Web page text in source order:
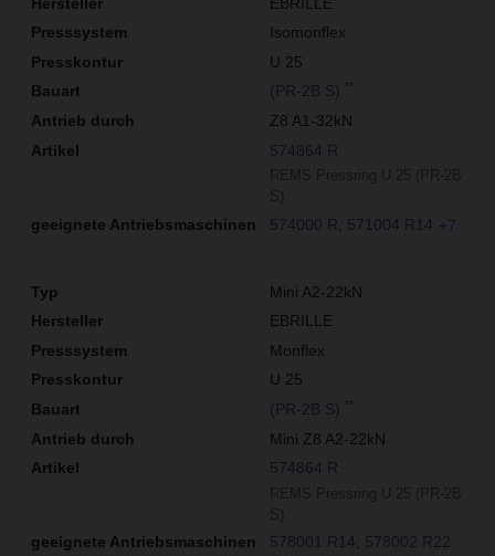
Isomonflex
U 25
(PR-2B S)
Z8 A1-32kN
574864 R
574000 R 571004 R14 +7
Mini A2-22kN
EBRILLE
Monflex
U 25
(PR-2B S)
Mini Z8 A2-22kN
574864 R
578001 R14
578002 R22